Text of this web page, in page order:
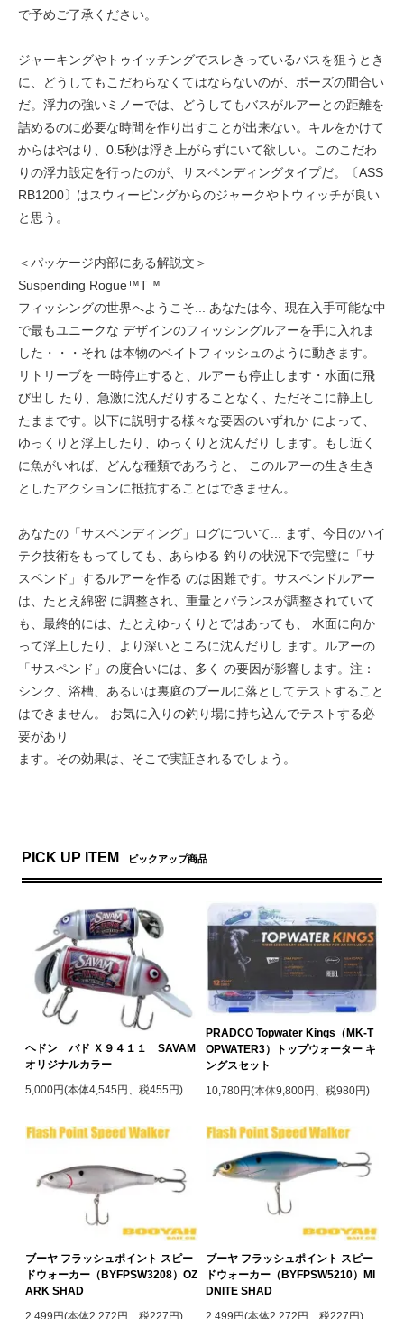
で予めご了承ください。
ジャーキングやトゥイッチングでスレきっているバスを狙うとき
に、どうしてもこだわらなくてはならないのが、ポーズの間合い
だ。浮力の強いミノーでは、どうしてもバスがルアーとの距離を
詰めるのに必要な時間を作り出すことが出来ない。キルをかけて
からはやはり、0.5秒は浮き上がらずにいて欲しい。このこだわ
りの浮力設定を行ったのが、サスペンディングタイプだ。〔ASS
RB1200〕はスウィーピングからのジャークやトウィッチが良い
と思う。
＜パッケージ内部にある解説文＞
Suspending Rogue™T™
フィッシングの世界へようこそ... あなたは今、現在入手可能な中
で最もユニークな デザインのフィッシングルアーを手に入れま
した・・・それ は本物のベイトフィッシュのように動きます。
リトリーブを 一時停止すると、ルアーも停止します・水面に飛
び出し たり、急激に沈んだりすることなく、ただそこに静止し
たままです。以下に説明する様々な要因のいずれか によって、
ゆっくりと浮上したり、ゆっくりと沈んだり します。もし近く
に魚がいれば、どんな種類であろうと、 このルアーの生き生き
としたアクションに抵抗することはできません。
あなたの「サスペンディング」ログについて... まず、今日のハイ
テク技術をもってしても、あらゆる 釣りの状況下で完璧に「サ
スペンド」するルアーを作る のは困難です。サスペンドルアー
は、たとえ綿密 に調整され、重量とバランスが調整されていて
も、最終的には、たとえゆっくりとではあっても、 水面に向か
って浮上したり、より深いところに沈んだりし ます。ルアーの
「サスペンド」の度合いには、多く の要因が影響します。注：
シンク、浴槽、あるいは裏庭のプールに落としてテストすること
はできません。 お気に入りの釣り場に持ち込んでテストする必
要があり
ます。その効果は、そこで実証されるでしょう。
PICK UP ITEM ピックアップ商品
ヘドン バド Ｘ９４１１ SAVAM
オリジナルカラー
5,000円(本体4,545円、税455円)
PRADCO Topwater Kings（MK-T
OPWATER3）トップウォーター キ
ングスセット
10,780円(本体9,800円、税980円)
ブーヤ フラッシュポイント スピー
ドウォーカー（BYFPSW3208）OZ
ARK SHAD
2,499円(本体2,272円、税227円)
ブーヤ フラッシュポイント スピー
ドウォーカー（BYFPSW5210）MI
DNITE SHAD
2,499円(本体2,272円、税227円)